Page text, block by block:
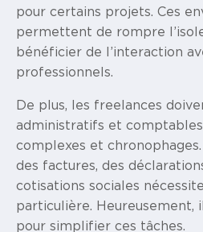
pour certains projets. Ces
permettent de rompre
bénéficier de l’interaction
professionnels.
De plus, les freelances
administratifs et
complexes et
des factures, des
cotisations sociales
particulière. Heureusement,
pour simplifier ces tâches.